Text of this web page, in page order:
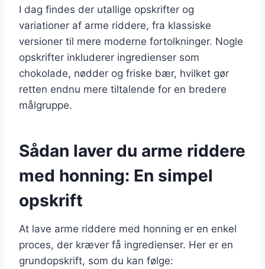
I dag findes der utallige opskrifter og
variationer af arme riddere, fra klassiske
versioner til mere moderne fortolkninger. Nogle
opskrifter inkluderer ingredienser som
chokolade, nødder og friske bær, hvilket gør
retten endnu mere tiltalende for en bredere
målgruppe.
Sådan laver du arme riddere
med honning: En simpel
opskrift
At lave arme riddere med honning er en enkel
proces, der kræver få ingredienser. Her er en
grundopskrift, som du kan følge: